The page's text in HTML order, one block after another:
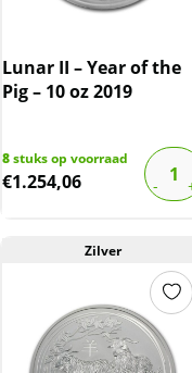
Lunar II – Year of the
Pig – 10 oz 2019
8stuks op voorraad
€1.254,06
Zilver